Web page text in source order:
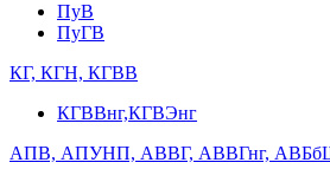
ПуВ
ПуГВ
КГ, КГН, КГВВ
КГВВнг,КГВЭнг
АПВ, АПУНП, АВВГ, АВВГнг,